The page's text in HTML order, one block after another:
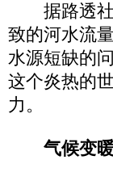
据路透社4
致的河水流
水源短缺的
这个炎热的
力。
气候变